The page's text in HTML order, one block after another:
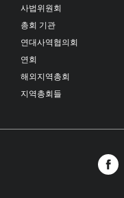
사법위원회
총회 기관
연대사역협의회
연회
해외지역총회
지역총회들